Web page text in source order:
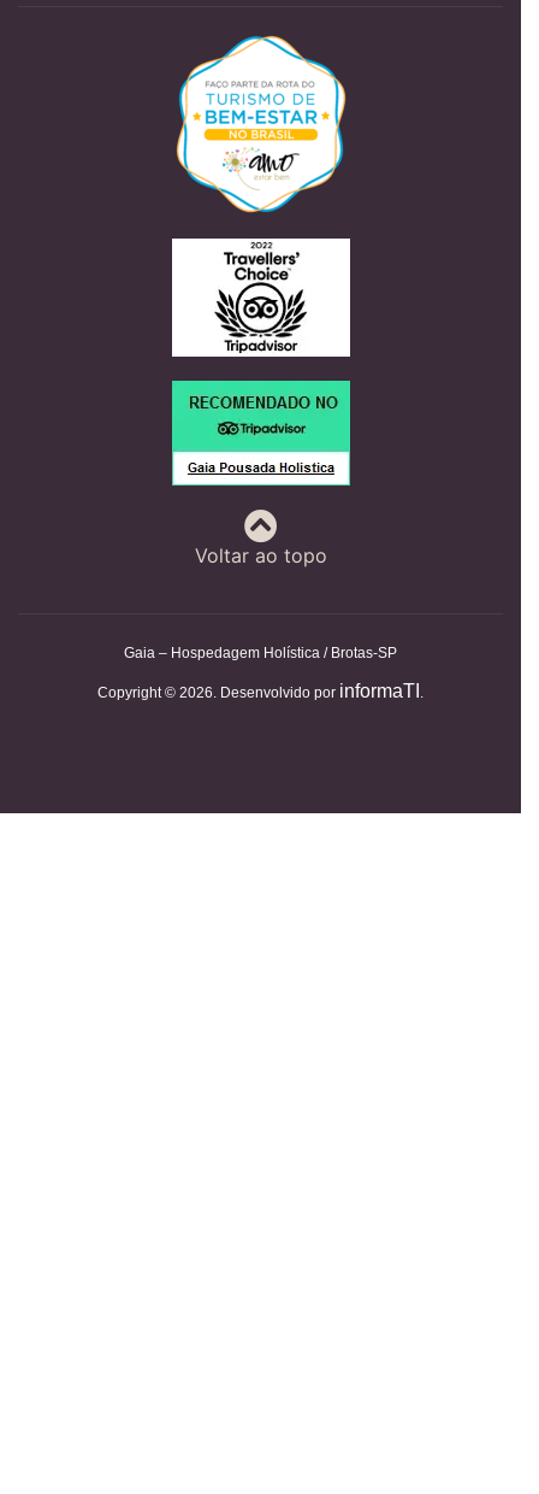
Voltar ao topo
Gaia – Hospedagem Holística / Brotas-SP
Copyright © 2026. Desenvolvido por informaTI